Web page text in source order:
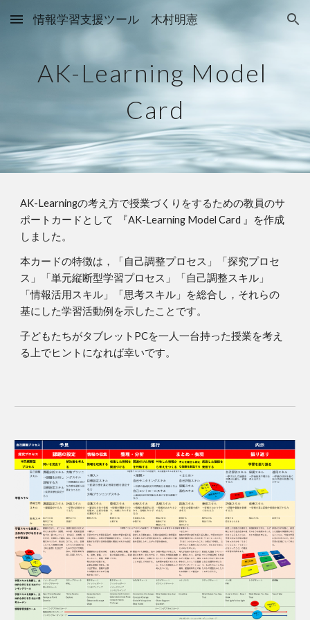
Skip to main content Skip to navigation
情報学習支援ツール 木村明憲
AK-Learning Model
Card
AK-Learningの考え方で授業づくりをするための教員のサ
ポートカードとして  『AK-Learning Model Card 』を作成
しました。
本カードの特徴は，「自己調整プロセス」「探究プロセ
ス」「単元縦断型学習プロセス」「自己調整スキル」
「情報活用スキル」「思考スキル」を総合し，それらの
基にした学習活動例を示したことです。
子どもたちがタブレットPCを一人一台持った授業を考え
る上でヒントになれば幸いです。